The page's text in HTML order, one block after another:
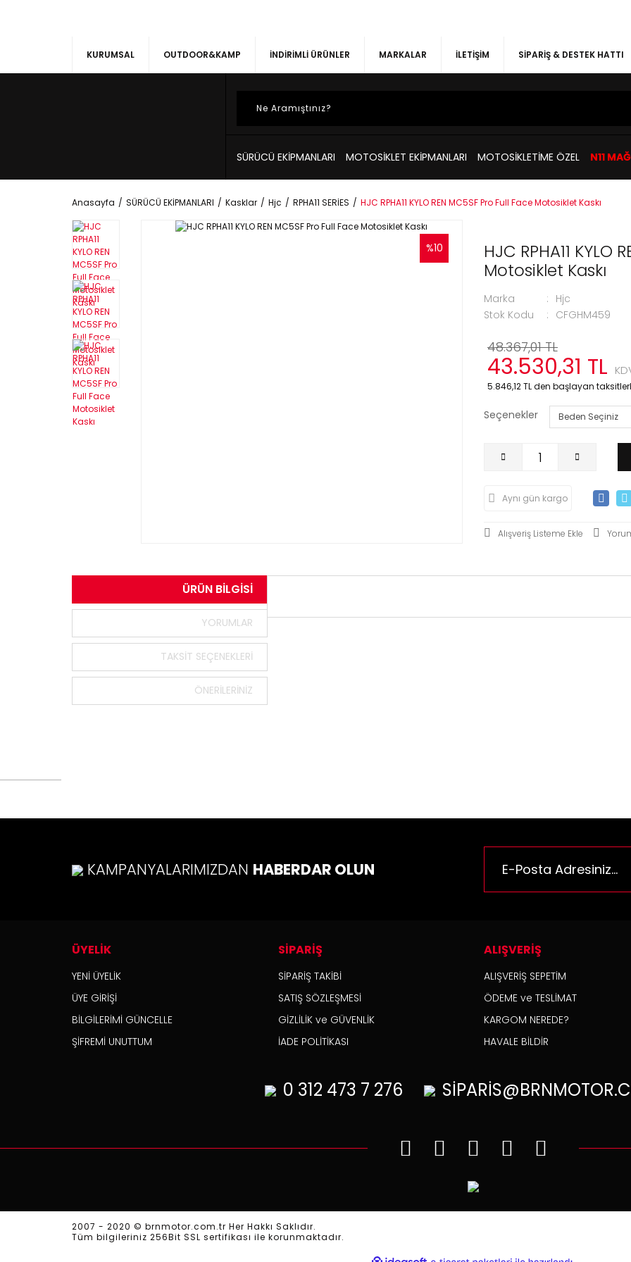
KURUMSAL OUTDOOR&KAMP İNDİRİMLİ ÜRÜNLER MARKALAR İLETİŞİM SİPARİŞ & DESTEK HATTI
SÜRÜCÜ EKİPMANLARI MOTOSİKLET EKİPMANLARI MOTOSİKLETİME ÖZEL N11
Anasayfa SÜRÜCÜ EKİPMANLARI Kasklar Hjc RPHA11 SERİES HJC RPHA11 KYLO REN MC5SF Pro Full Face Motosiklet Kaskı
%10
HJC RPHA11 KYLO
Motosiklet Kaskı
Marka
Hjc
Stok Kodu
CFGHM459
48.367,01 TL
43.530,31 TL
5.846,12 TL den başlayan
Seçenekler
Aynı gün kargo
ÜRÜN BILGISI
YORUMLAR
TAKSIT SEÇENEKLERI
ÖNERILERINIZ
Gönder
KAMPANYALARIMIZDAN HABERDAR OLUN
ÜYELİK
YENİ ÜYELİK
ÜYE GİRİŞİ
BİLGİLERİMİ GÜNCELLE
ŞİFREMİ UNUTTUM
SİPARİŞ
SİPARİŞ TAKİBİ
SATIŞ SÖZLEŞMESİ
GİZLİLİK ve GÜVENLİK
İADE POLİTİKASI
ALIŞVERİŞ
ALIŞVERİŞ SEPETİM
ÖDEME ve TESLİMAT
KARGOM NEREDE?
HAVALE BİLDİR
0 312 473 7 276
2007 - 2020 © brnmotor.com.tr Her Hakkı Saklıdır.
Tüm bilgileriniz 256Bit SSL sertifikası ile korunmaktadır.